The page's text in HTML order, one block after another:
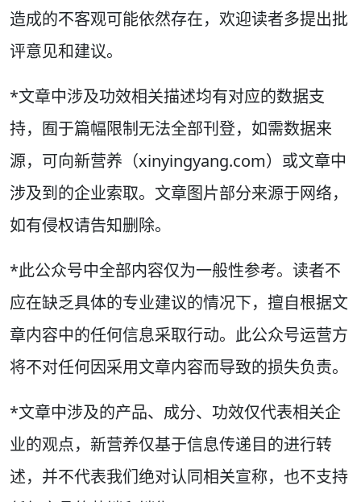
造成的不客观可能依然存在，欢迎读者多提出批
评意见和建议。
*文章中涉及功效相关描述均有对应的数据支
持，囿于篇幅限制无法全部刊登，如需数据来
源，可向新营养（xinyingyang.com）或文章中
涉及到的企业索取。文章图片部分来源于网络，
如有侵权请告知删除。
*此公众号中全部内容仅为一般性参考。读者不
应在缺乏具体的专业建议的情况下，擅自根据文
章内容中的任何信息采取行动。此公众号运营方
将不对任何因采用文章内容而导致的损失负责。
*文章中涉及的产品、成分、功效仅代表相关企
业的观点，新营养仅基于信息传递目的进行转
述，并不代表我们绝对认同相关宣称，也不支持